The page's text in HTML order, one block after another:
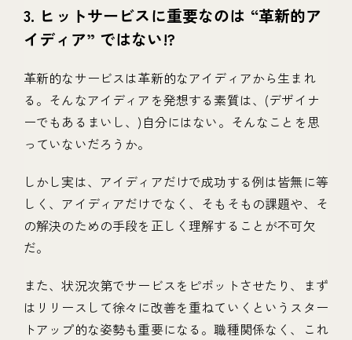
3. ヒットサービスに重要なのは “革新的ア
イディア” ではない!?
革新的なサービスは革新的なアイディアから生まれ
る。そんなアイディアを発想する素質は、(デザイナ
ーでもあるまいし、)自分にはない。そんなことを思
っていないだろうか。
しかし実は、アイディアだけで成功する例は皆無に等
しく、アイディアだけでなく、そもそもの課題や、そ
の解決のための手段を正しく理解することが不可欠
だ。
また、状況次第でサービスをピボットさせたり、まず
はリリースして徐々に改善を重ねていくというスター
トアップ的な姿勢も重要になる。職種関係なく、これ